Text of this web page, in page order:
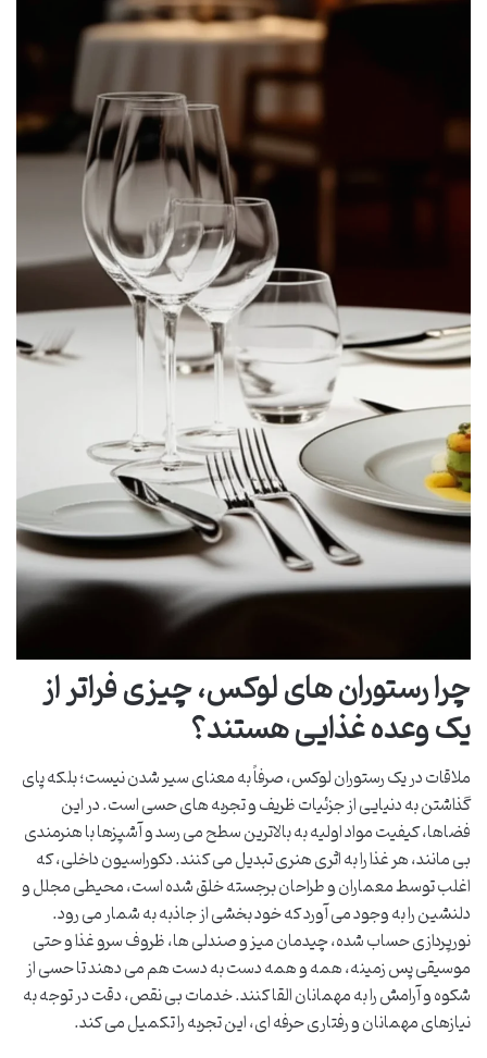
چرا رستوران های لوکس، چیزی فراتر از
یک وعده غذایی هستند؟
ملاقات در یک رستوران لوکس، صرفاً به معنای سیر شدن نیست؛ بلکه پای
گذاشتن به دنیایی از جزئیات ظریف و تجربه های حسی است. در این
فضاها، کیفیت مواد اولیه به بالاترین سطح می رسد و آشپزها با هنرمندی
بی مانند، هر غذا را به اثری هنری تبدیل می کنند. دکوراسیون داخلی، که
اغلب توسط معماران و طراحان برجسته خلق شده است، محیطی مجلل و
دلنشین را به وجود می آورد که خود بخشی از جاذبه به شمار می رود.
نورپردازی حساب شده، چیدمان میز و صندلی ها، ظروف سرو غذا و حتی
موسیقی پس زمینه، همه و همه دست به دست هم می دهند تا حسی از
شکوه و آرامش را به مهمانان القا کنند. خدمات بی نقص، دقت در توجه به
نیازهای مهمانان و رفتاری حرفه ای، این تجربه را تکمیل می کند.